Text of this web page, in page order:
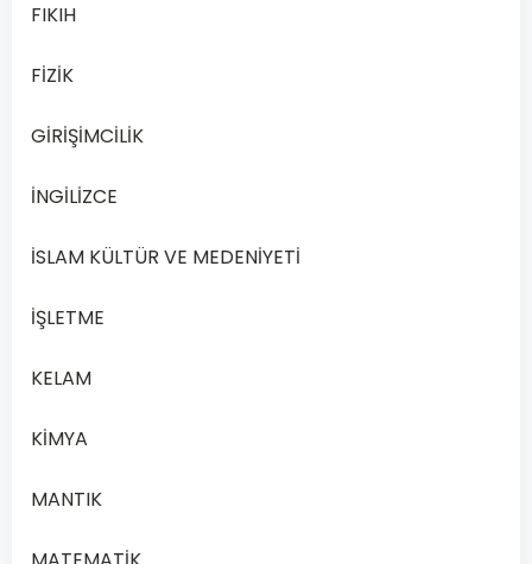
Bilgisi
–
Yılı
Dönem
Lise
Kültürü
Ahlak
Oku
FIKIH
FİZİK
GİRİŞİMCİLİK
İNGİLİZCE
İSLAM KÜLTÜR VE MEDENİYETİ
İŞLETME
KELAM
KİMYA
MANTIK